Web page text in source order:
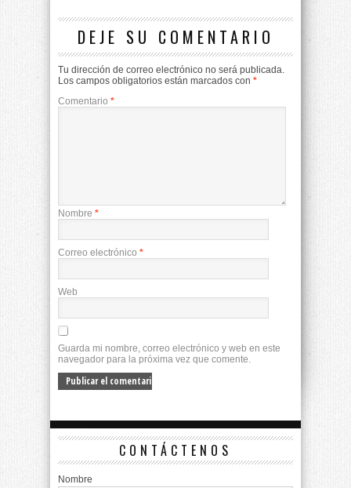
DEJE SU COMENTARIO
Tu dirección de correo electrónico no será publicada.
Los campos obligatorios están marcados con *
Comentario *
Nombre *
Correo electrónico *
Web
Guarda mi nombre, correo electrónico y web en este
navegador para la próxima vez que comente.
CONTÁCTENOS
Nombre